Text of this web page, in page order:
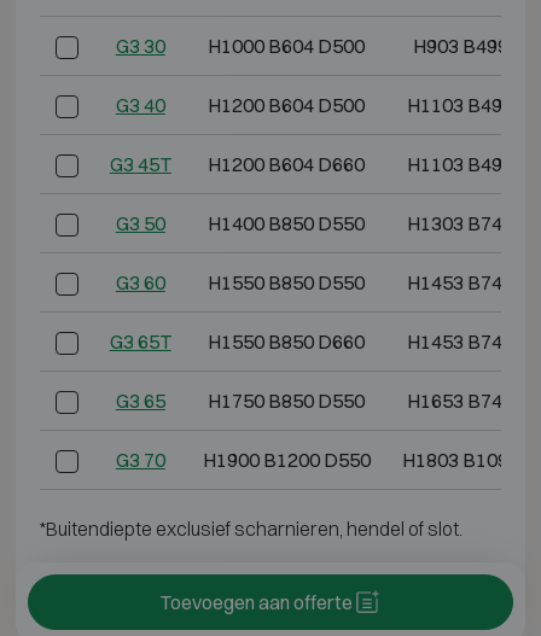
G3 30 H1000 B604 D500 H903 B499
G3 40 H1200 B604 D500 H1103 B499
G3 45T H1200 B604 D660 H1103 B499
G3 50 H1400 B850 D550 H1303 B745
G3 60 H1550 B850 D550 H1453 B745
G3 65T H1550 B850 D660 H1453 B745
G3 65 H1750 B850 D550 H1653 B745
G3 70 H1900 B1200 D550 H1803 B1095
*Buitendiepte exclusief scharnieren, hendel of slot.
Toevoegen aan offerte